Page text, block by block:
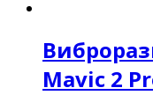
Mavic 2